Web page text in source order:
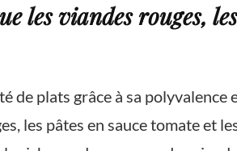
les viandes rouges,
plats grâce à sa
les pâtes en sauce tomate et